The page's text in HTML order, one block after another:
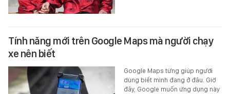
Tính năng mới trên Google Maps mà người chạy
xe nên biết
Google Maps từng giúp người
dùng biết mình đang ở đâu. Giờ
đây, Google muốn ứng dụng này